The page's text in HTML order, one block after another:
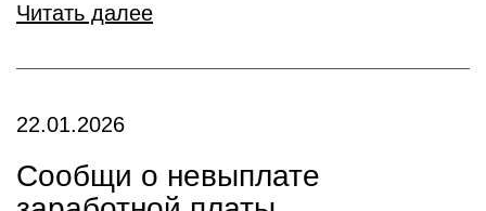
Читать далее
22.01.2026
Сообщи о невыплате